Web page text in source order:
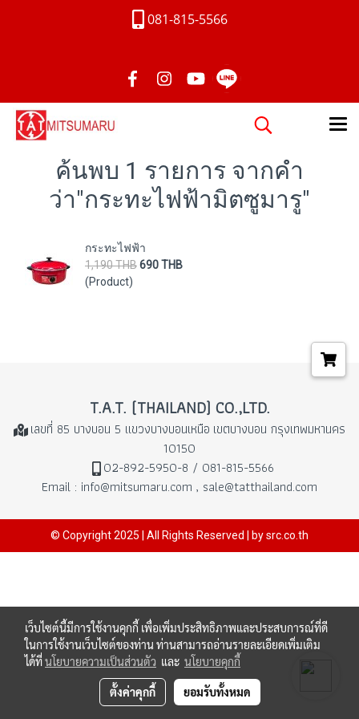
081-815-5566
ค้นพบ 1 รายการ จากคำ
ว่า"กระทะไฟฟ้ามิตซูมารู"
กระทะไฟฟ้า
1,190 THB690 THB
(Product)
T.A.T. (THAILAND) CO.,LTD.
เลขที่ 85 บางบอน 5 แขวงบางบอนเหนือ เขตบางบอน กรุงเทพมหานคร
10150
02-892-5950-8 / 081-815-5566
Email : info@mitsumaru.com , sale@tatthailand.com
© Copyright 2025 | All Rights Reserved | by src.co.th
เว็บไซต์นี้มีการใช้งานคุกกี้ เพื่อเพิ่มประสิทธิภาพและประสบการณ์ที่ดี
ในการใช้งานเว็บไซต์ของท่าน ท่านสามารถอ่านรายละเอียดเพิ่มเติม
ได้ที่นโยบายความเป็นส่วนตัว และ นโยบายคุกกี้
ตั้งค่าคุกกี้ ยอมรับทั้งหมด